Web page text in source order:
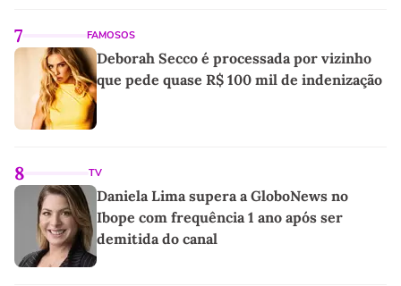
7 FAMOSOS
Deborah Secco é processada por vizinho
que pede quase R$ 100 mil de indenização
8 TV
Daniela Lima supera a GloboNews no
Ibope com frequência 1 ano após ser
demitida do canal